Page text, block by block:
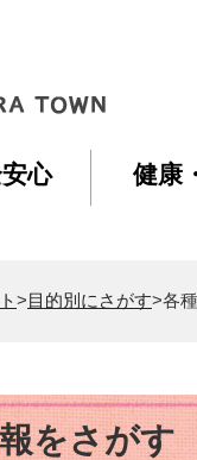
心 健康
> 目的別にさがす>各
をさがす